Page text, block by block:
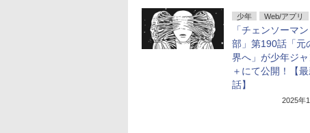
少年 Web/アプリ
「チェンソーマ
部」第190話「元
界へ」が少年ジ
＋にて公開！【
話】
2025年